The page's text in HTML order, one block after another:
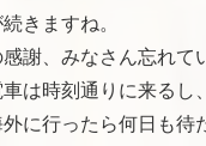
きますね。
感謝、みなさん忘れ
は時刻通りに来るし
に行ったら何日も待